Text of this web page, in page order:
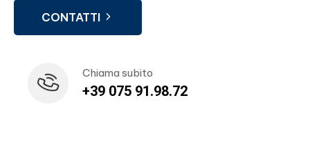
CONTATTI
Chiama subito
+39 075 91.98.72